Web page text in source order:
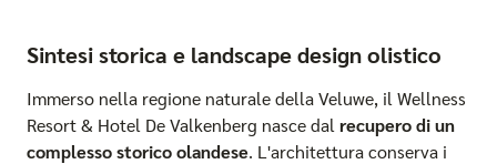
Sintesi storica e landscape design olistico
Immerso nella regione naturale della Veluwe, il Wellness
Resort & Hotel De Valkenberg nasce dal recupero di un
complesso storico olandese. L'architettura conserva i